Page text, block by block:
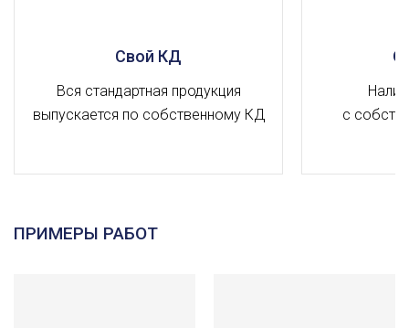
Свой КД
Вся стандартная продукция
выпускается по собственному КД
с
ПРИМЕРЫ РАБОТ